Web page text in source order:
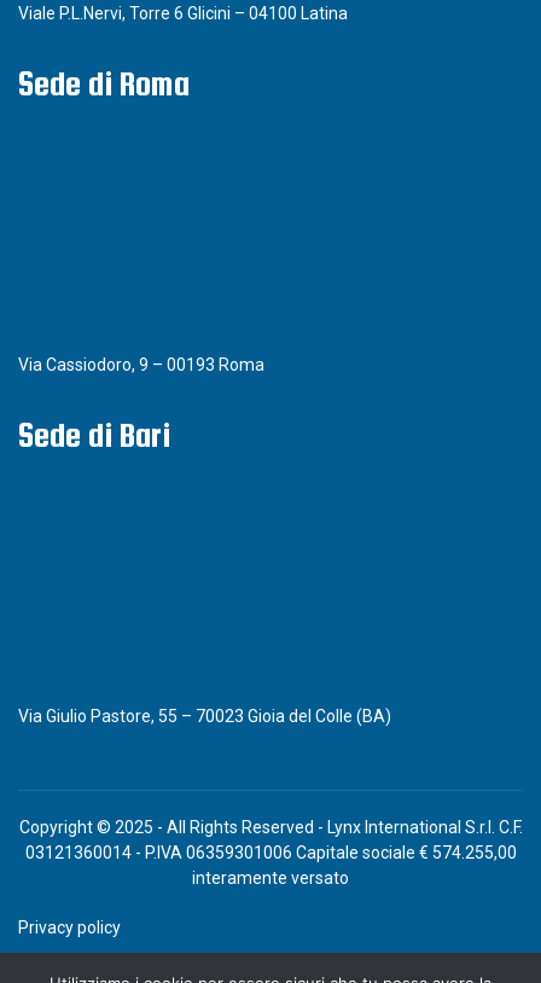
Viale P.L.Nervi, Torre 6 Glicini – 04100 Latina
Sede di Roma
Via Cassiodoro, 9 – 00193 Roma
Sede di Bari
Via Giulio Pastore, 55 – 70023 Gioia del Colle (BA)
Copyright © 2025 - All Rights Reserved - Lynx International S.r.l. C.F.
03121360014 - P.IVA 06359301006 Capitale sociale € 574.255,00
interamente versato
Privacy policy